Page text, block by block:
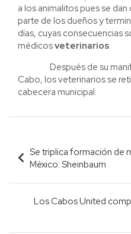
a los animalitos pues se
parte de los dueños y
días, cuyas consecuencias
médicosveterinarios.
Después de su
Cabo, los veterinarios se
cabecera municipal.
Navegación
de
entradas
Se triplica formación de
México: Sheinbaum
Los Cabos United